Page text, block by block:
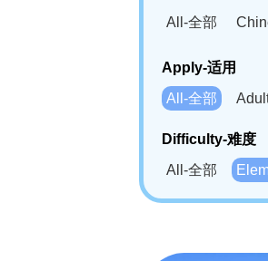
All-全部
Bahasa
Swahili(SW)-
Apply-适用
All-全部
Difficulty-难度
All-全部